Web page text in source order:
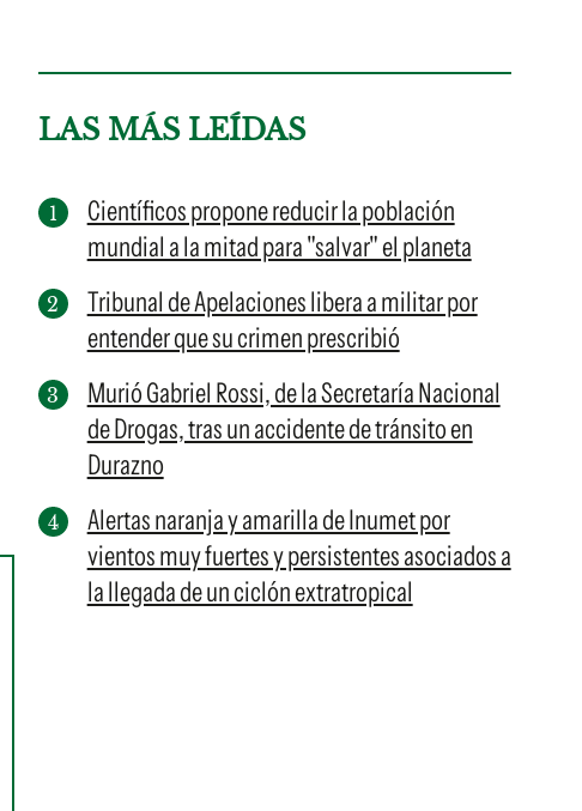
LAS MÁS LEÍDAS
Científicos propone reducir la población
mundial a la mitad para "salvar" el planeta
Tribunal de Apelaciones libera a militar por
entender que su crimen prescribió
Murió Gabriel Rossi, de la Secretaría Nacional
de Drogas, tras un accidente de tránsito en
Durazno
Alertas naranja y amarilla de Inumet por
vientos muy fuertes y persistentes asociados a
la llegada de un ciclón extratropical